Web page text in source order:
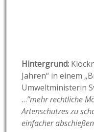
Hintergrund:
Jahren“ in einem
Umweltministerin
…“mehr rechtliche
Artenschutzes zu
einfacher